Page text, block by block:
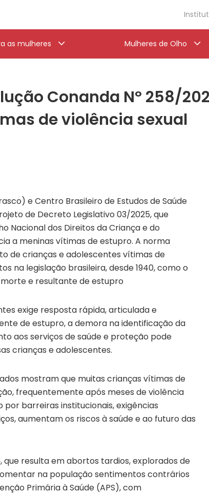
as mulheres Mulheres de Olho
Conanda Nº 258/
de violência sexual
e Centro Brasileiro de Estudos de Saúde
de Decreto Legislativo 03/2025, que
Nacional dos Direitos da Criança e do
a meninas vítimas de estupro. A norma
de crianças e adolescentes vítimas de
na legislação brasileira, desde 1940, como o
e resultante de estupro
exige resposta rápida, articulada e
de estupro, a demora na identificação da
aos serviços de saúde e proteção pode
crianças e adolescentes.
mostram que muitas crianças vítimas de
frequentemente após meses de violência
barreiras institucionais, exigências
aumentam os riscos à saúde e ao futuro das
resulta em abortos tardios, explorados de
na população sentimentos contrários
Primária à Saúde (APS), com